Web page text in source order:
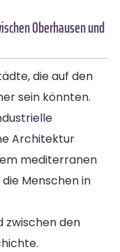
Oberhausen und
die auf den
sein könnten.
Architektur
mediterranen
Menschen in
zwischen den